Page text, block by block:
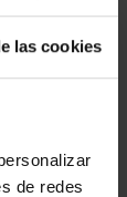
las cookies
de redes